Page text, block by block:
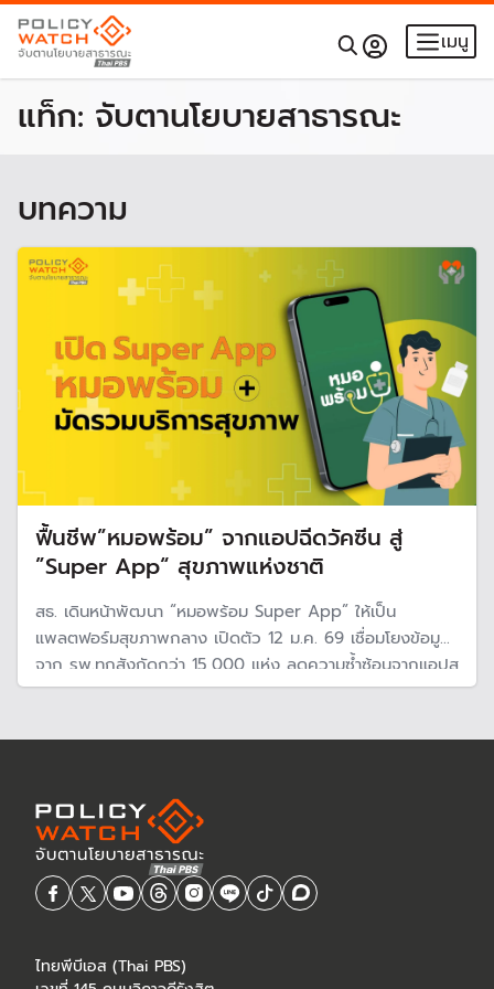
เมนู
แท็ก: จับตานโยบายสาธารณะ
บทความ
ฟื้นชีพ”หมอพร้อม” จากแอปฉีดวัคซีน สู่
”Super App“ สุขภาพแห่งชาติ
สธ. เดินหน้าพัฒนา “หมอพร้อม Super App” ให้เป็น
แพลตฟอร์มสุขภาพกลาง เปิดตัว 12 ม.ค. 69 เชื่อมโยงข้อมูล
จาก รพ.ทุกสังกัดกว่า 15,000 แห่ง ลดความซ้ำซ้อนจากแอปสุ
ขภาพรัฐกว่า 50 แอป เพื่อให้ประชาชนเข้าถึงบริการง่าย
ไทยพีบีเอส (Thai PBS)